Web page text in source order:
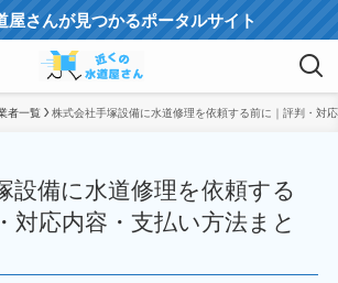
屋さんが見つかるポータルサイト
者一覧 株式会社手塚設備に水道修理を依頼する前に｜評判・対
設備に水道修理を依頼する
対応内容・支払い方法まと